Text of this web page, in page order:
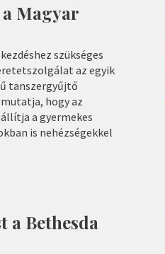
Magyar
szükséges
az egyik
tanszergyűjtő
hogy az
a gyermekes
is nehézségekkel
a Bethesda